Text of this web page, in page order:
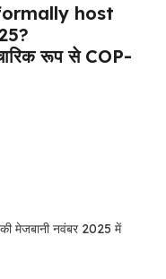
host
रूप से COP-
मेजबानी नवंबर 2025 में